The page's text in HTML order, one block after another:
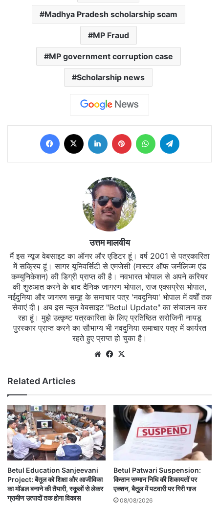
Madhya Pradesh scholarship scam
MP Fraud
MP government corruption case
Scholarship news
Facebook LinkedIn PinterestWhatsApp
उत्तम मालवीय
मैं इस न्यूज वेबसाइट का ऑनर और एडिटर हूं। वर्ष 2001 से पत्रकारिता
में सक्रिय हूं। सागर यूनिवर्सिटी से एमजेसी (मास्टर ऑफ जर्नलिज्म एंड
कम्युनिकेशन) की डिग्री प्राप्त की है। नवभारत भोपाल से अपने करियर
की शुरुआत करने के बाद दैनिक जागरण भोपाल, राज एक्सप्रेस भोपाल,
नईदुनिया और जागरण समूह के समाचार पत्र 'नवदुनिया' भोपाल में वर्षों तक
सेवाएं दी। अब इस न्यूज वेबसाइट "Betul Update" का संचालन कर
रहा हूं। मुझे उत्कृष्ट पत्रकारिता के लिए प्रतिष्ठित सरोजिनी नायडू
पुरस्कार प्राप्त करने का सौभाग्य भी नवदुनिया समाचार पत्र में कार्यरत
रहते हुए प्राप्त हो चुका है।
WebsiteFacebook
Related Articles
Betul Education Sanjeevani
Project: बैतूल को शिक्षा और आजीविका
का मॉडल बनाने की तैयारी, स्कूलों से लेकर
ग्रामीण उत्पादों तक होगा विकास
Betul Patwari Suspension:
किसान सम्मान निधि की शिकायतों पर
एक्शन, बैतूल में पटवारी पर गिरी गाज
08/08/2026